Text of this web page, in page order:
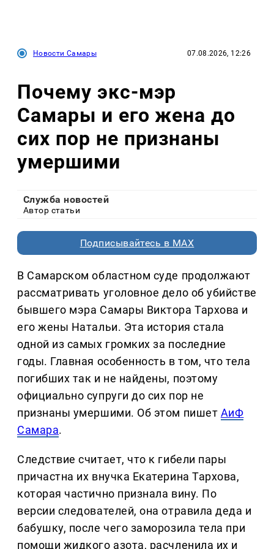
Новости Самары 07.08.2026, 12:26
Почему экс-мэр
Самары и его жена до
сих пор не признаны
умершими
Служба новостей
Автор статьи
Подписывайтесь в MAX
В Самарском областном суде продолжают
рассматривать уголовное дело об убийстве
бывшего мэра Самары Виктора Тархова и
его жены Натальи. Эта история стала
одной из самых громких за последние
годы. Главная особенность в том, что тела
погибших так и не найдены, поэтому
официально супруги до сих пор не
признаны умершими. Об этом пишет АиФ
Самара.
Следствие считает, что к гибели пары
причастна их внучка Екатерина Тархова,
которая частично признала вину. По
версии следователей, она отравила деда и
бабушку, после чего заморозила тела при
помощи жидкого азота, расчленила их и